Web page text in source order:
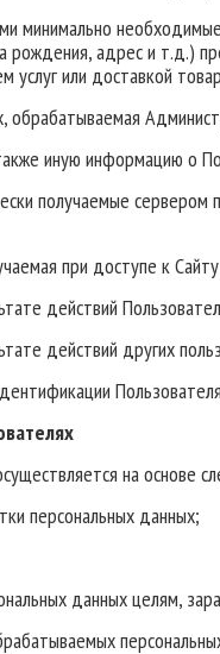
минимально
рождения, адрес и т.д.)
услуг или доставкой
обрабатываемая
иную информацию о
получаемые
при доступе к
действий
действий других
на основе
персональных данных;
данных целям,